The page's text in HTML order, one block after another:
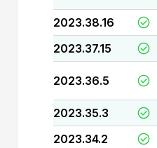
2023.38.16
2023.37.15
2023.36.5
2023.35.3
2023.34.2